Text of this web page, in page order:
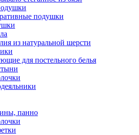
подушки
из натуральной шерсти
для постельного белья
панно